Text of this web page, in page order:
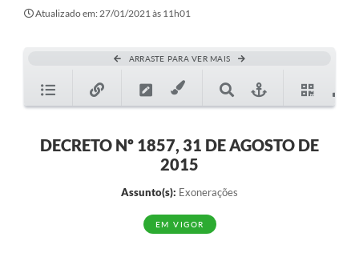
TRANSPARÊNCIA
Contato
Notícias
Denúncia de Lotes sujos e entulhos
Atualizado em: 27/01/2021 às 11h01
ARRASTE PARA VER MAIS
DECRETO Nº 1857, 31 DE AGOSTO DE
2015
Assunto(s): Exonerações
EM VIGOR